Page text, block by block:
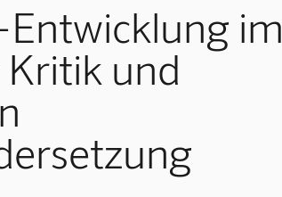
im
Kritik und